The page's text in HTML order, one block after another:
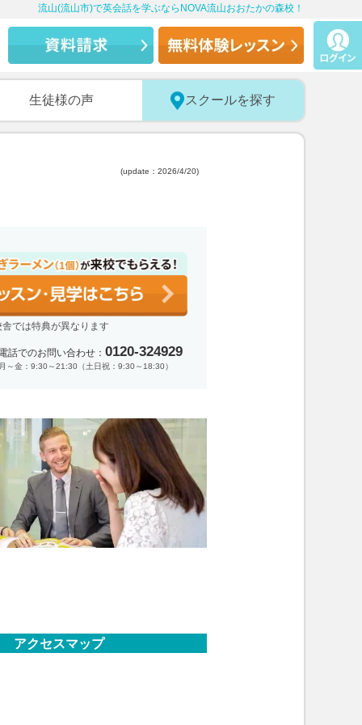
流山(流山市)で英会話を学ぶならNOVA流山おおたかの森校！
生徒様の声 スクールを探す
(update：2026/4/20)
舎では特典が異なります
話でのお問い合わせ： 0120-324929
～金：9:30～21:30（土日祝：9:30～18:30）
アクセスマップ